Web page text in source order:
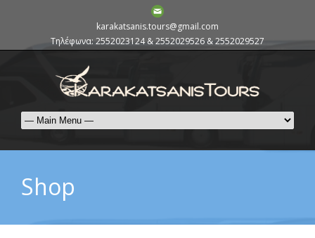
karakatsanis.tours@gmail.com
Τηλέφωνα: 2552023124 & 2552029526 & 2552029527
Shop